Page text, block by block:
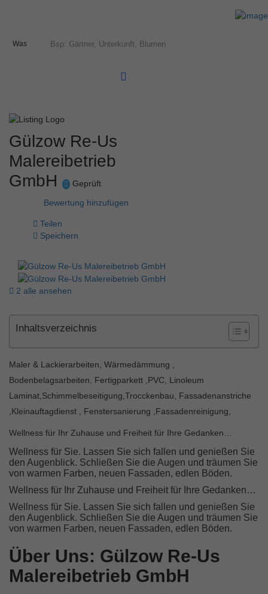
Was
Gülzow Re-Us
Malereibetrieb
GmbH
Geprüft
Bewertung hinzufügen
Teilen
Speichern
2 alle ansehen
Inhaltsverzeichnis
Maler & Lackierarbeiten, Wärmedämmung ,
Bodenbelagsarbeiten, Fertigparkett ,PVC, Linoleum
Laminat,Schimmelbeseitigung,Trocckenbau, Fassadenanstriche
,Kleinauftagdienst , Fenstersanierung ,Fassadenreinigung,
Wellness für Ihr Zuhause und Freiheit für Ihre Gedanken…
Wellness für Sie. Lassen Sie sich fallen und genießen Sie
den Augenblick. Schließen Sie die Augen und träumen Sie
von warmen Farben, neuen Fassaden, edlen Böden.
Wellness für Ihr Zuhause und Freiheit für Ihre Gedanken…
Wellness für Sie. Lassen Sie sich fallen und genießen Sie
den Augenblick. Schließen Sie die Augen und träumen Sie
von warmen Farben, neuen Fassaden, edlen Böden.
Über Uns: Gülzow Re-Us
Malereibetrieb GmbH